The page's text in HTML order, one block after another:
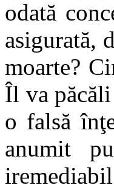
odată
asigurată,
moarte?
Îl va
o falsă
anumit